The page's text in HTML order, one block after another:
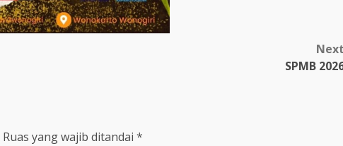
SPMB
Ruas yang wajib ditandai *